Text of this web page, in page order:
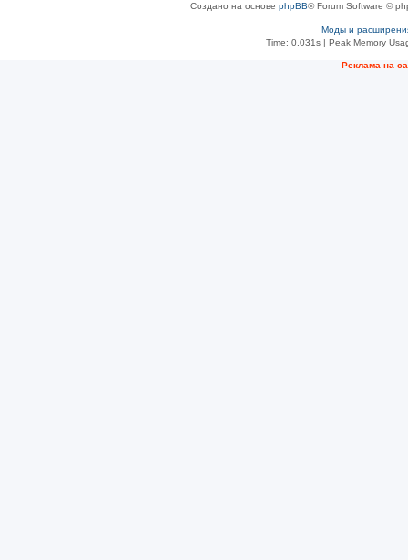
Создано на основе phpBB® Forum Software ©
Моды и
Time: 0.031s| Peak Memory
Рeклама на